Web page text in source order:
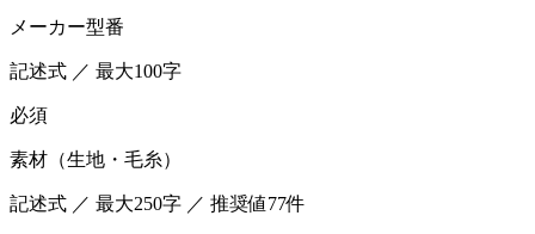
メーカー型番
記述式 ／ 最大100字
必須
素材（生地・毛糸）
記述式 ／ 最大250字 ／ 推奨値77件